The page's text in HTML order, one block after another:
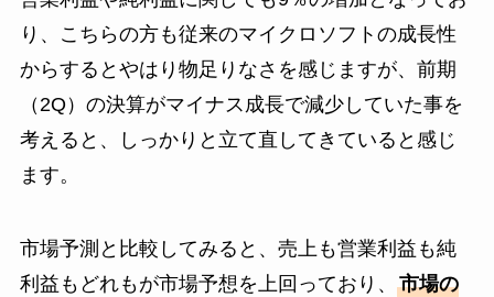
り、こちらの方も従来のマイクロソフトの成長性
からするとやはり物足りなさを感じますが、前期
（2Q）の決算がマイナス成長で減少していた事を
考えると、しっかりと立て直してきていると感じ
ます。
市場予測と比較してみると、売上も営業利益も純
利益もどれもが市場予想を上回っており、 市場の